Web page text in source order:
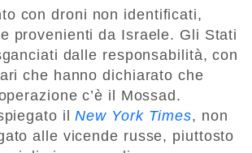
con droni non identificati,
provenienti da Israele. Gli Stati
dalle responsabilità, con
che hanno dichiarato che
c’è il Mossad.
ilNew York Times, non
alle vicende russe, piuttosto